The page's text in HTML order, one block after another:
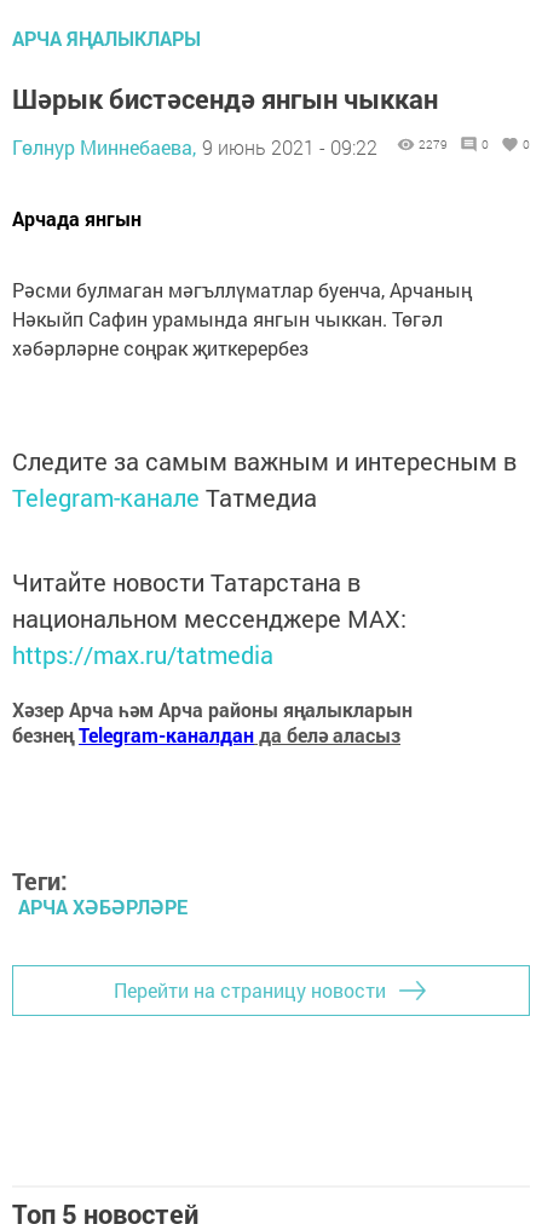
АРЧА ЯҢАЛЫКЛАРЫ
Шәрык бистәсендә янгын чыккан
Гөлнур Миннебаева, 9 июнь 2021 - 09:22 2279 0 0
Арчада янгын
Рәсми булмаган мәгъллүматлар буенча, Арчаның
Нәкыйп Сафин урамында янгын чыккан. Төгәл
хәбәрләрне соңрак җиткерербез
Следите за самым важным и интересным в
Telegram-канале Татмедиа
Читайте новости Татарстана в
национальном мессенджере MАХ:
https://max.ru/tatmedia
Хәзер Арча һәм Арча районы яңалыкларын
безнеңTelegram-каналданда белә аласыз
Теги:
АРЧА ХӘБӘРЛӘРЕ
Перейти на страницу новости
Топ 5 новостей